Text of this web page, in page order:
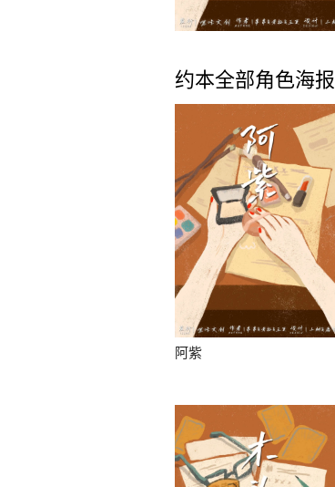
约本全部角色海报
阿紫